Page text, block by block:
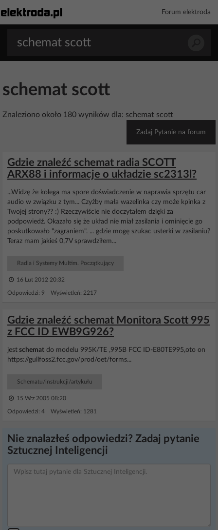
Forum elektroda
schemat scott
Znaleziono około 180 wyników dla: schemat scott
Zadaj Pytanie na forum
Gdzie znaleźć schemat radia SCOTT
ARX88 i informacje o układzie sc2313l?
...Widzę że kolega ma spore doświadczenie w naprawia sprzętu car
audio w związku z tym... Czyżby mała wazelinka czy może kpinka z
Twojej strony?? :) Rzeczywiście nie doczytałem dzięki za
podpowiedź. Okazało się że układ nie miał zasilania i ominięcie go
poskutkowało "zagraniem". ... gdzie mogę szukac usterki w zasilaniu?
Teraz mam jakieś 0,7V sprawdziłem...
Radia i Systemy Multim. Początkujący
16 Lut 2012 20:32
Odpowiedzi: 9 Wyświetleń: 2217
Gdzie znaleźć schemat Monitora Scott 995
z FCC ID EWB9G926?
jest schemat do modelu 995K/TE ,995B FCC ID-E80TE995,oto on
https://gullfoss2.fcc.gov/prod/oet/forms...
Schematu/instrukcji/artykułu
15 Wrz 2005 08:20
Odpowiedzi: 4 Wyświetleń: 1281
Nie znalazłeś odpowiedzi? Zadaj pytanie
Sztucznej Inteligencji